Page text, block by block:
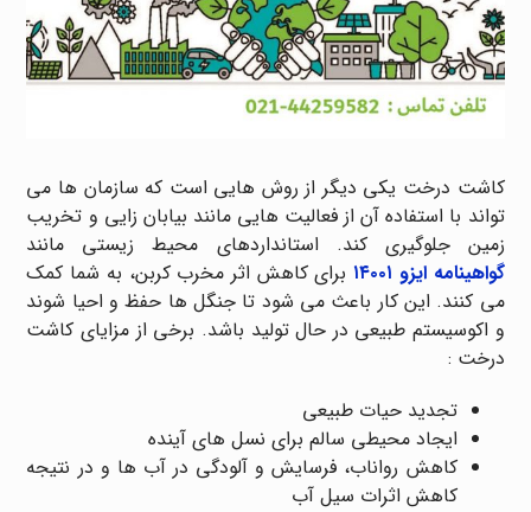
کاشت درخت یکی دیگر از روش هایی است که سازمان ها می
تواند با استفاده آن از فعالیت هایی مانند بیابان زایی و تخریب
زمین جلوگیری کند. استانداردهای محیط زیستی مانند
گواهینامه ایزو ۱۴۰۰۱
برای کاهش اثر مخرب کربن، به شما کمک
می کنند. این کار باعث می شود تا جنگل ها حفظ و احیا شوند
و اکوسیستم طبیعی در حال تولید باشد. برخی از مزایای کاشت
درخت :
تجدید حیات طبیعی
ایجاد محیطی سالم برای نسل های آینده
کاهش رواناب، فرسایش و آلودگی در آب ها و در نتیجه
کاهش اثرات سیل آب